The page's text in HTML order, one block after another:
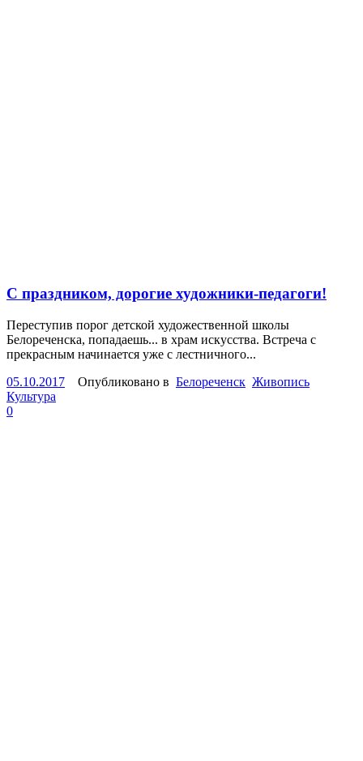
С праздником, дорогие художники-педагоги!
Переступив порог детской художественной школы
Белореченска, попадаешь... в храм искусства. Встреча с
прекрасным начинается уже с лестничного...
05.10.2017 Опубликовано в Белореченск Живопись
Культура
0